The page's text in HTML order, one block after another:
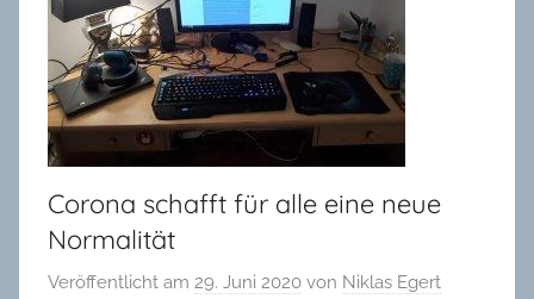
Corona schafft für alle eine neue
Normalität
Veröffentlicht am 29. Juni 2020 von Niklas Egert